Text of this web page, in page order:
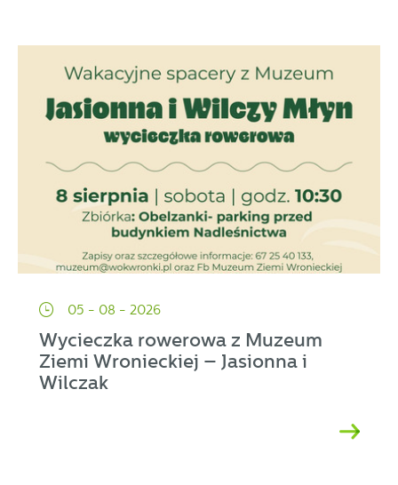
05 - 08 - 2026
Wycieczka rowerowa z Muzeum
Ziemi Wronieckiej – Jasionna i
Wilczak